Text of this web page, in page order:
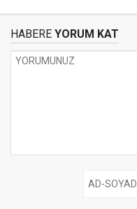
HABERE YORUM KAT